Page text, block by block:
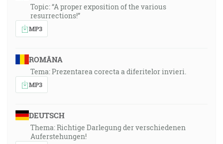
Topic: “A proper exposition of the various
resurrections!”
MP3
ROMÂNA
Tema: Prezentarea corecta a diferitelor invieri.
MP3
DEUTSCH
Thema: Richtige Darlegung der verschiedenen
Auferstehungen!